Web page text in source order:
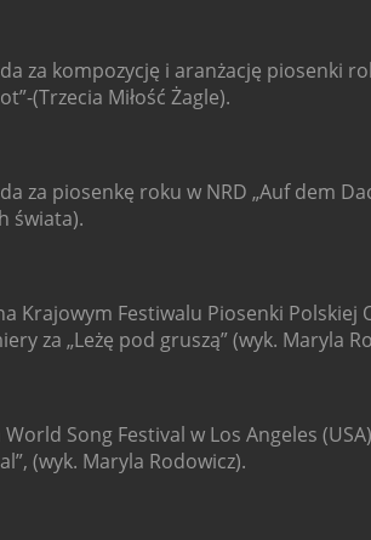
za kompozycję i aranżację piosenki
(Trzecia Miłość Żagle).
za piosenkę roku w NRD „Auf dem
świata).
Krajowym Festiwalu Piosenki Polskiej
za „Leżę pod gruszą” (wyk. Maryla
Song Festival w Los Angeles
(wyk. Maryla Rodowicz).